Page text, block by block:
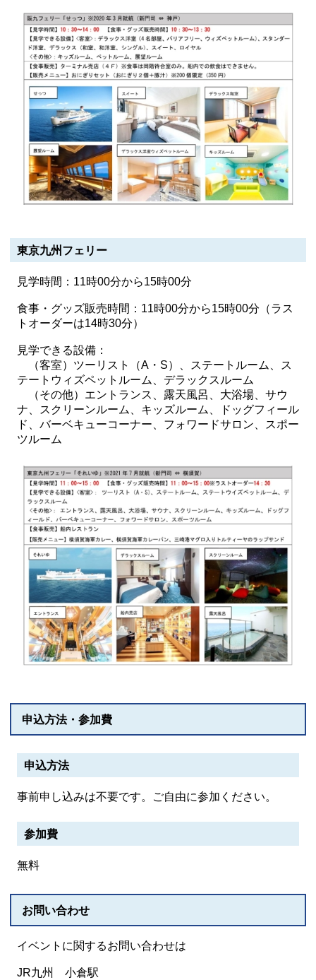
東京九州フェリー
見学時間：11時00分から15時00分
食事・グッズ販売時間：11時00分から15時00分（ラス
トオーダーは14時30分）
見学できる設備：
（客室）ツーリスト（A・S）、ステートルーム、ス
テートウィズペットルーム、デラックスルーム
（その他）エントランス、露天風呂、大浴場、サウ
ナ、スクリーンルーム、キッズルーム、ドッグフィール
ド、バーベキューコーナー、フォワードサロン、スポー
ツルーム
申込方法・参加費
申込方法
事前申し込みは不要です。ご自由に参加ください。
参加費
無料
お問い合わせ
イベントに関するお問い合わせは
JR九州 小倉駅